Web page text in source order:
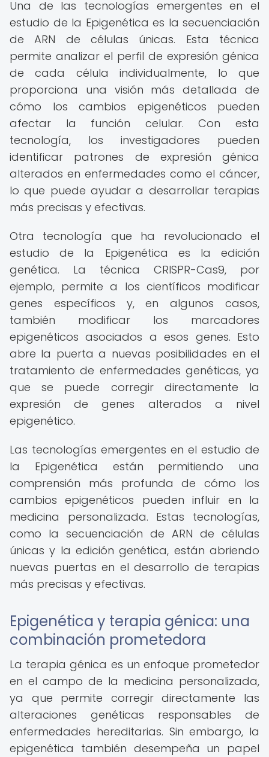
Una de las tecnologías emergentes en el
estudio de la Epigenética es la secuenciación
de ARN de células únicas. Esta técnica
permite analizar el perfil de expresión génica
de cada célula individualmente, lo que
proporciona una visión más detallada de
cómo los cambios epigenéticos pueden
afectar la función celular. Con esta
tecnología, los investigadores pueden
identificar patrones de expresión génica
alterados en enfermedades como el cáncer,
lo que puede ayudar a desarrollar terapias
más precisas y efectivas.
Otra tecnología que ha revolucionado el
estudio de la Epigenética es la edición
genética. La técnica CRISPR-Cas9, por
ejemplo, permite a los científicos modificar
genes específicos y, en algunos casos,
también modificar los marcadores
epigenéticos asociados a esos genes. Esto
abre la puerta a nuevas posibilidades en el
tratamiento de enfermedades genéticas, ya
que se puede corregir directamente la
expresión de genes alterados a nivel
epigenético.
Las tecnologías emergentes en el estudio de
la Epigenética están permitiendo una
comprensión más profunda de cómo los
cambios epigenéticos pueden influir en la
medicina personalizada. Estas tecnologías,
como la secuenciación de ARN de células
únicas y la edición genética, están abriendo
nuevas puertas en el desarrollo de terapias
más precisas y efectivas.
Epigenética y terapia génica: una
combinación prometedora
La terapia génica es un enfoque prometedor
en el campo de la medicina personalizada,
ya que permite corregir directamente las
alteraciones genéticas responsables de
enfermedades hereditarias. Sin embargo, la
epigenética también desempeña un papel